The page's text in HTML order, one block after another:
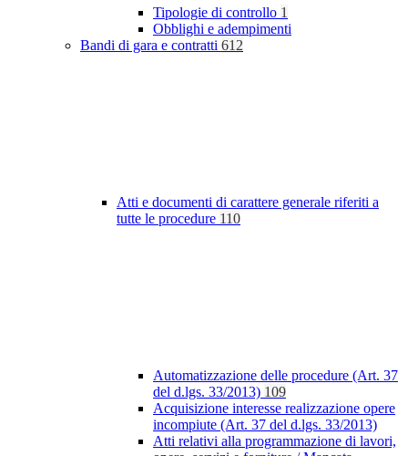
Tipologie di controllo 1
Obblighi e adempimenti
Bandi di gara e contratti 612
Atti e documenti di carattere generale riferiti a
tutte le procedure 110
Automatizzazione delle procedure (Art. 37
del d.lgs. 33/2013) 109
Acquisizione interesse realizzazione opere
incompiute (Art. 37 del d.lgs. 33/2013)
Atti relativi alla programmazione di lavori,